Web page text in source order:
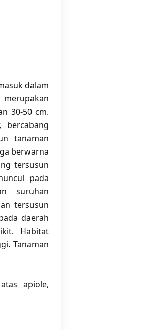
dalam
merupakan
30-50 cm.
tanaman
berwarna
tersusun
pada
suruhan
tersusun
daerah
Habitat
Tanaman
apiole,